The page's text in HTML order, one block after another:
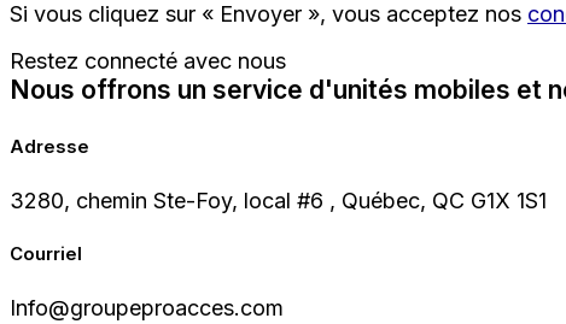
Si vous cliquez sur « Envoyer », vous acceptez nos
Restez connecté avec nous
Nous offrons un service d'unités mobiles et
Adresse
3280, chemin Ste-Foy, local #6 , Québec, QC G1X 1S1
Courriel
Info@groupeproacces.com